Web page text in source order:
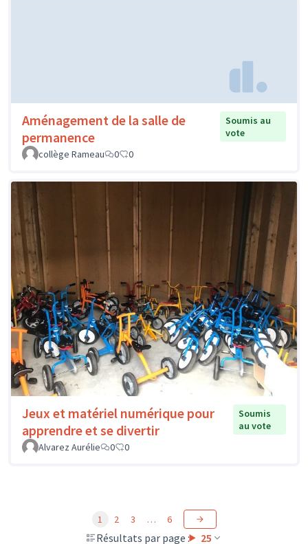
Aménagement de la salle de
permanence
Soumis au
vote
collège Rameau
0 0
Jeux et matériel numérique pour
apprendre et se divertir
Soumis
au vote
Alvarez Aurélie
0 0
Résultats par page : 25
1 2 3 … 6